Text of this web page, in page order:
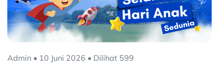
Admin • 10 Juni 2026 • Dilihat 599